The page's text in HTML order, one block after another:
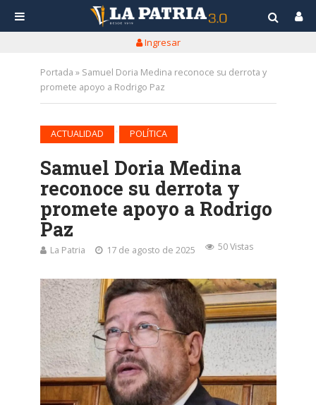
Ingresar
Portada » Samuel Doria Medina reconoce su derrota y
promete apoyo a Rodrigo Paz
ACTUALIDAD POLÍTICA
Samuel Doria Medina
reconoce su derrota y
promete apoyo a Rodrigo
Paz
La Patria 17 de agosto de 2025 50 Vistas